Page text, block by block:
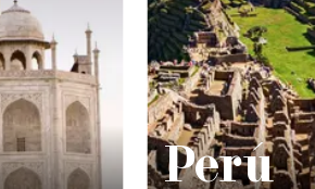
Perú